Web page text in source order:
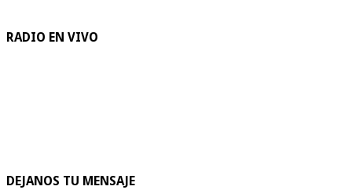
RADIO EN VIVO
DEJANOS TU MENSAJE